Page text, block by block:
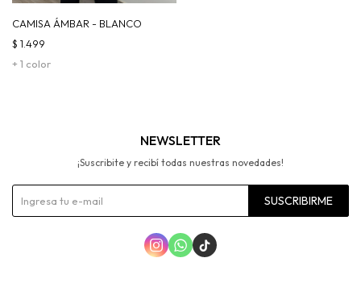
CAMISA ÁMBAR - BLANCO
+ 1 color
$ 1.499
NEWSLETTER
¡Suscribite y recibí todas nuestras novedades!
SUSCRIBIRME
  